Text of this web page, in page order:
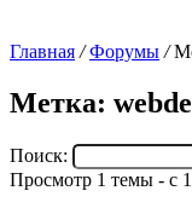
Главная / Форумы /
Метка:
Поиск:
Просмотр 1 темы - с